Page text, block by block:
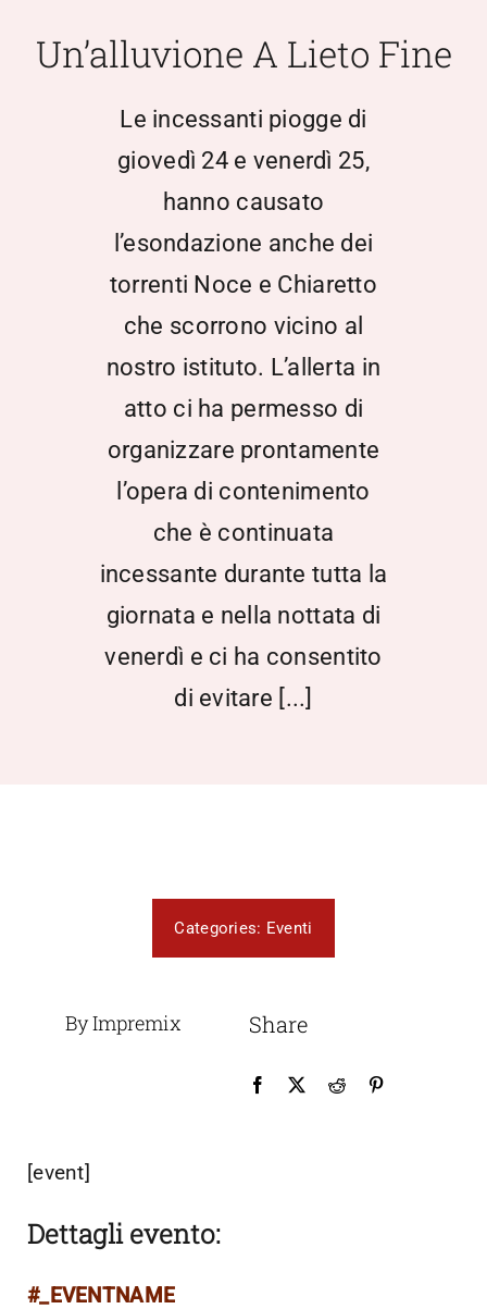
Documentazione
Un’alluvione A Lieto Fine
Le incessanti piogge di
giovedì 24 e venerdì 25,
hanno causato
l’esondazione anche dei
torrenti Noce e Chiaretto
che scorrono vicino al
nostro istituto. L’allerta in
atto ci ha permesso di
organizzare prontamente
l’opera di contenimento
che è continuata
incessante durante tutta la
giornata e nella nottata di
venerdì e ci ha consentito
di evitare [...]
Categories: Eventi
By Impremix Share
[event]
Dettagli evento:
#_EVENTNAME